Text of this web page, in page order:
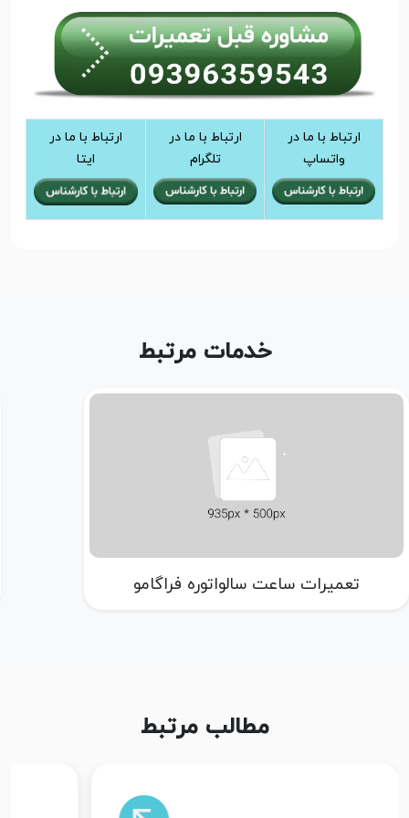
ارتباط با ما در
واتساپ
ارتباط با ما در
تلگرام
ارتباط با ما در
ایتا
خدمات مرتبط
تعمیرات ساعت سالواتوره فراگامو
مطالب مرتبط